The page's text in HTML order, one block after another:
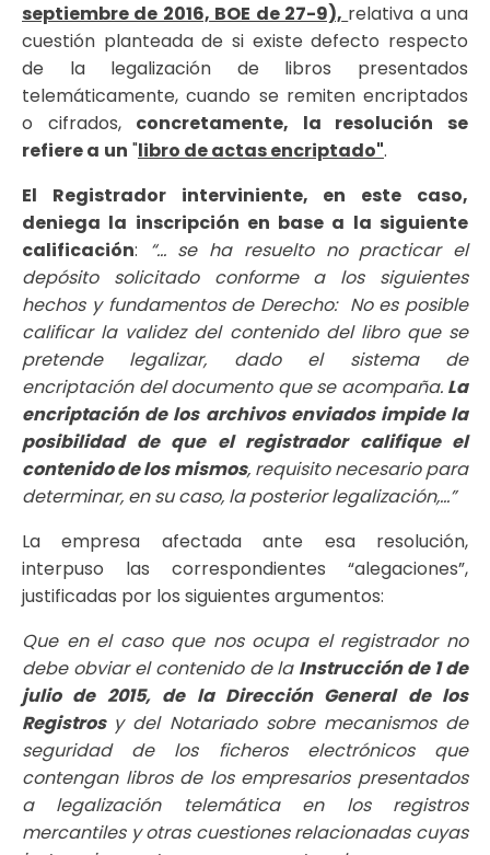
septiembre de 2016, BOE de 27-9), relativa a una
cuestión planteada de si existe defecto respecto
de la legalización de libros presentados
telemáticamente, cuando se remiten encriptados
o cifrados, concretamente, la resolución se
refiere a un "libro de actas encriptado".
El Registrador interviniente, en este caso,
deniega la inscripción en base a la siguiente
calificación: “… se ha resuelto no practicar el
depósito solicitado conforme a los siguientes
hechos y fundamentos de Derecho: No es posible
calificar la validez del contenido del libro que se
pretende legalizar, dado el sistema de
encriptación del documento que se acompaña. La
encriptación de los archivos enviados impide la
posibilidad de que el registrador califique el
contenido de los mismos, requisito necesario para
determinar, en su caso, la posterior legalización,…”
La empresa afectada ante esa resolución,
interpuso las correspondientes “alegaciones”,
justificadas por los siguientes argumentos:
Que en el caso que nos ocupa el registrador no
debe obviar el contenido de la Instrucción de 1 de
julio de 2015, de la Dirección General de los
Registros y del Notariado sobre mecanismos de
seguridad de los ficheros electrónicos que
contengan libros de los empresarios presentados
a legalización telemática en los registros
mercantiles y otras cuestiones relacionadas cuyas